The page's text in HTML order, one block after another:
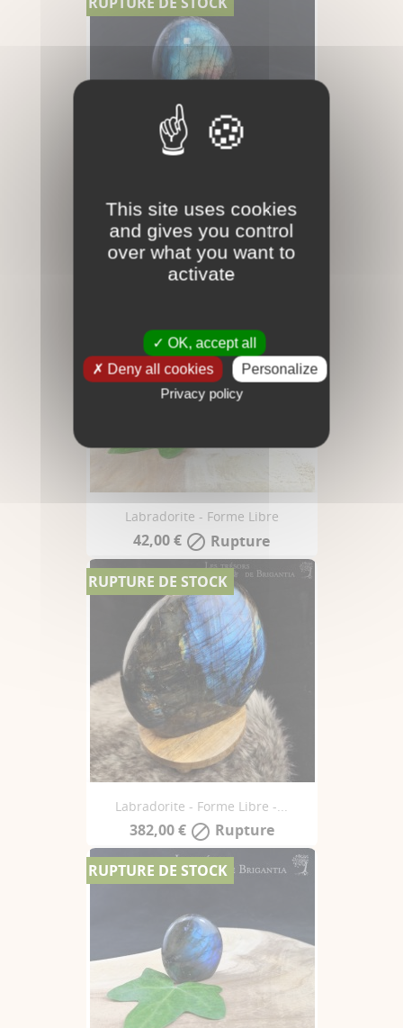
Labradorite - Forme Libre
135,00 €Rupture
Labradorite - Forme Libre
42,00 €  Rupture
Labradorite - Forme Libre -...
382,00 €  Rupture
RUPTURE DE STOCK
RUPTURE DE STOCK
This site uses cookies
and gives you control
over what you want to
activate
OK, accept all
Deny all cookies
Personalize
Privacy policy